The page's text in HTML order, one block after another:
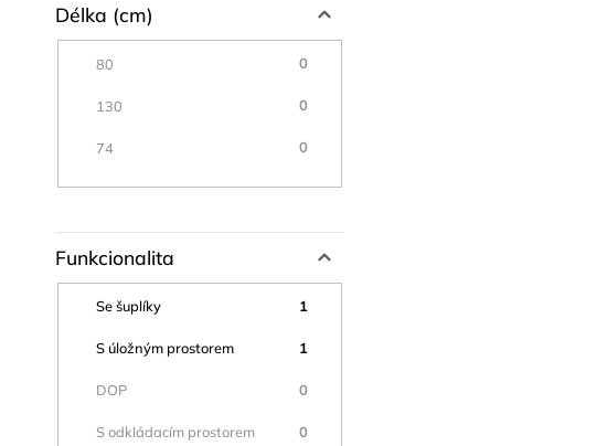
Délka (cm)
80 0
130 0
74 0
Funkcionalita
Se šuplíky 1
S úložným prostorem 1
DOP 0
S odkládacím prostorem 0